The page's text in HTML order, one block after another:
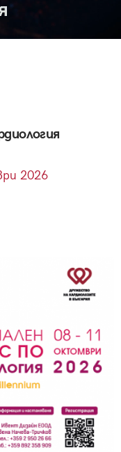
2026